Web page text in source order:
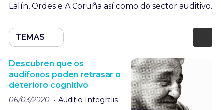
Lalín, Ordes e A Coruña así como do sector auditivo.
TEMAS
Descubren que os
audífonos poden retrasar o
deterioro cognitivo
06/03/2020 Auditio Integralis